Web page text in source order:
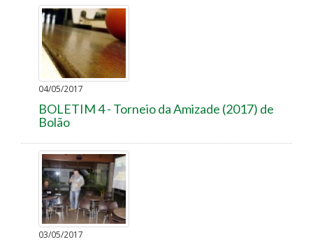
04/05/2017
BOLETIM 4 - Torneio da Amizade (2017) de
Bolão
03/05/2017